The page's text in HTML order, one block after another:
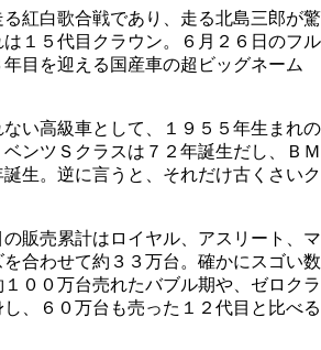
紅白歌合戦であり、走る北島三郎が驚
１５代目クラウン。６月２６日のフル
目を迎える国産車の超ビッグネーム
い高級車として、１９５５年生まれの
ンツＳクラスは７２年誕生だし、ＢＭ
生。逆に言うと、それだけ古くさいク
販売累計はロイヤル、アスリート、マ
合わせて約３３万台。確かにスゴい数
００万台売れたバブル期や、ゼロクラ
、６０万台も売った１２代目と比べる